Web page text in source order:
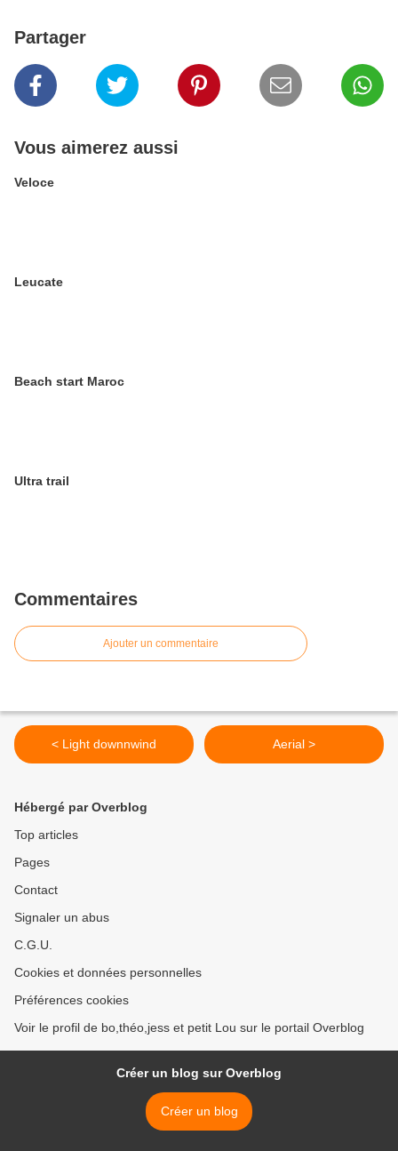
Partager
Vous aimerez aussi
Veloce
Leucate
Beach start Maroc
Ultra trail
Commentaires
Ajouter un commentaire
< Light downnwind Aerial >
Hébergé par Overblog
Top articles
Pages
Contact
Signaler un abus
C.G.U.
Cookies et données personnelles
Préférences cookies
Voir le profil de bo,théo,jess et petit Lou sur le portail Overblog
Créer un blog sur Overblog
Créer un blog